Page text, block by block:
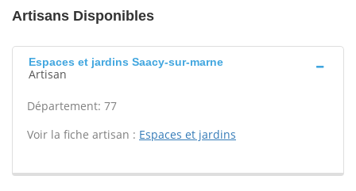
Artisans Disponibles
Espaces et jardins Saacy-sur-marne
Artisan
Département: 77
Voir la fiche artisan : Espaces et jardins